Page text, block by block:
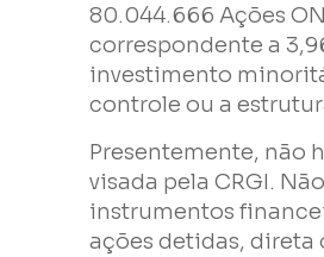
80.044.666 Ações
correspondente a
investimento
controle ou a
Presentemente, não
visada pela CRGI.
instrumentos
ações detidas, direta